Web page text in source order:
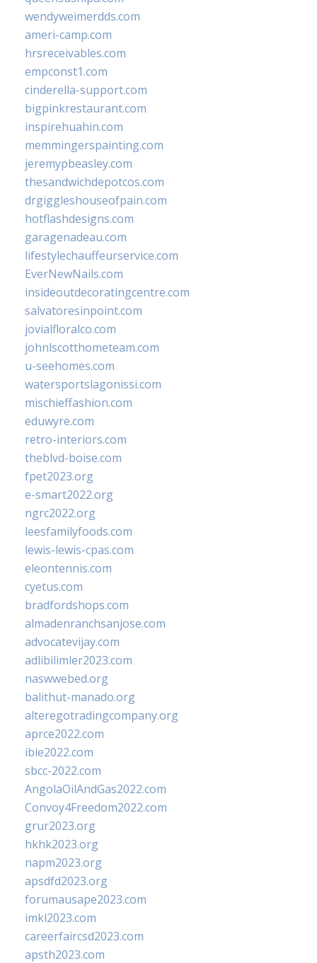
wendyweimerdds.com
ameri-camp.com
hrsreceivables.com
empconst1.com
cinderella-support.com
bigpinkrestaurant.com
inspirehuahin.com
memmingerspainting.com
jeremypbeasley.com
thesandwichdepotcos.com
drgiggleshouseofpain.com
hotflashdesigns.com
garagenadeau.com
lifestylechauffeurservice.com
EverNewNails.com
insideoutdecoratingcentre.com
salvatoresinpoint.com
jovialfloralco.com
johnlscotthometeam.com
u-seehomes.com
watersportslagonissi.com
mischieffashion.com
eduwyre.com
retro-interiors.com
theblvd-boise.com
fpet2023.org
e-smart2022.org
ngrc2022.org
leesfamilyfoods.com
lewis-lewis-cpas.com
eleontennis.com
cyetus.com
bradfordshops.com
almadenranchsanjose.com
advocatevijay.com
adlibilimler2023.com
naswwebed.org
balithut-manado.org
alteregotradingcompany.org
aprce2022.com
ibie2022.com
sbcc-2022.com
AngolaOilAndGas2022.com
Convoy4Freedom2022.com
grur2023.org
hkhk2023.org
napm2023.org
apsdfd2023.org
forumausape2023.com
imkl2023.com
careerfaircsd2023.com
apsth2023.com